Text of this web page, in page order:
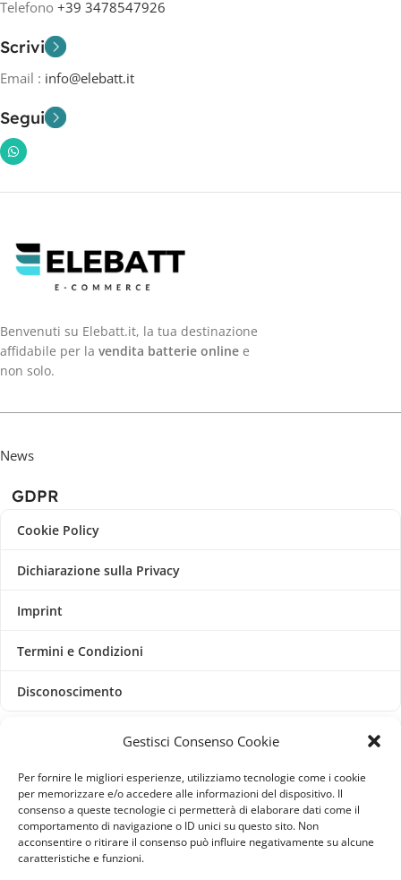
Gestisci Consenso Cookie
Per fornire le migliori esperienze, utilizziamo tecnologie come i cookie
per memorizzare e/o accedere alle informazioni del dispositivo. Il
consenso a queste tecnologie ci permetterà di elaborare dati come il
comportamento di navigazione o ID unici su questo sito. Non
acconsentire o ritirare il consenso può influire negativamente su alcune
caratteristiche e funzioni.
Telefono +39 3478547926
Scrivi
Email : info@elebatt.it
Segui
Benvenuti su Elebatt.it, la tua destinazione
affidabile per la vendita batterie online e
non solo.
News
GDPR
Cookie Policy
Dichiarazione sulla Privacy
Imprint
Termini e Condizioni
Disconoscimento
Pagine Dedicate
Raffrescatori Evaporativi Industriali
CLIENTE
Bacheca cliente